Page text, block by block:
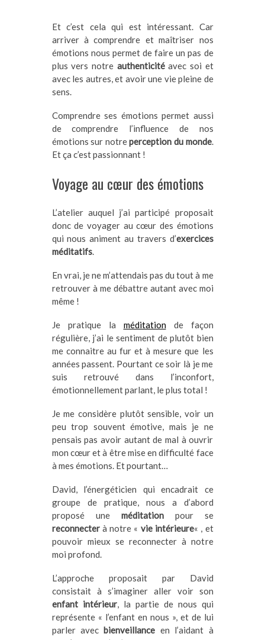
Et c’est cela qui est intéressant. Car
arriver à comprendre et maîtriser nos
émotions nous permet de faire un pas de
plus vers notreauthenticitéavec soi et
avec les autres, et avoir une vie pleine de
sens.
Comprendre ses émotions permet aussi
de comprendre l’influence de nos
émotions sur notreperception du monde.
Et ça c’est passionnant !
Voyage au cœur des émotions
L’atelier auquel j’ai participé proposait
donc de voyager au cœur des émotions
qui nous animent au travers d’exercices
méditatifs.
En vrai, je ne m’attendais pas du tout à me
retrouver à me débattre autant avec moi
même !
Je pratique la méditationde façon
régulière, j’ai le sentiment de plutôt bien
me connaitre au fur et à mesure que les
années passent. Pourtant ce soir là je me
suis retrouvé dans l’inconfort,
émotionnellement parlant, le plus total !
Je me considère plutôt sensible, voir un
peu trop souvent émotive, mais je ne
pensais pas avoir autant de mal à ouvrir
mon cœur et à être mise en difficulté face
à mes émotions. Et pourtant…
David, l’énergéticien qui encadrait ce
groupe de pratique, nous a d’abord
proposé une méditationpour se
reconnecterà notre « vie intérieure« , et
pouvoir mieux se reconnecter à notre
moi profond.
L’approche proposait par David
consistait à s’imaginer aller voir son
enfant intérieur, la partie de nous qui
représente « l’enfant en nous », et de lui
parler avecbienveillance en l’aidant à